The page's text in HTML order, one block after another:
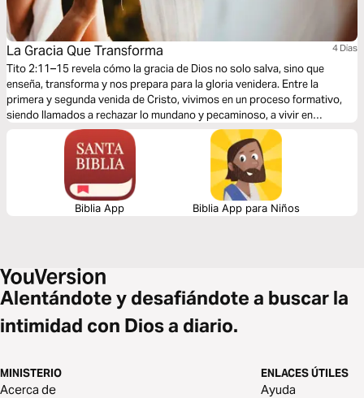
La Gracia Que Transforma 4 Dias
Tito 2:11–15 revela cómo la gracia de Dios no solo salva, sino que
enseña, transforma y nos prepara para la gloria venidera. Entre la
primera y segunda venida de Cristo, vivimos en un proceso formativo,
siendo llamados a rechazar lo mundano y pecaminoso, a vivir en
santidad y a esperar con esperanza activa. La gracia nos da identidad,
misión y motivación para una vida piadosa y con propósito.
Biblia App Biblia App para Niños
Alentándote y desafiándote a buscar la
intimidad con Dios a diario.
MINISTERIO
Acerca de
ENLACES ÚTILES
Ayuda